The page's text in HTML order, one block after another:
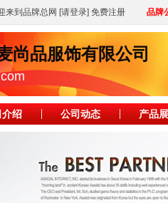
来到品牌总网 [请登录] 免费注册 品牌
尚品服饰有限公司
介绍 公司动态 产品